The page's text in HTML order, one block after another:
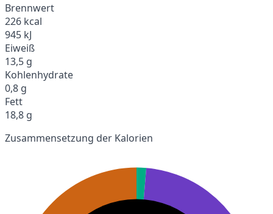
Brennwert
226 kcal
945 kJ
Eiweiß
13,5 g
Kohlenhydrate
0,8 g
Fett
18,8 g
Zusammensetzung der Kalorien